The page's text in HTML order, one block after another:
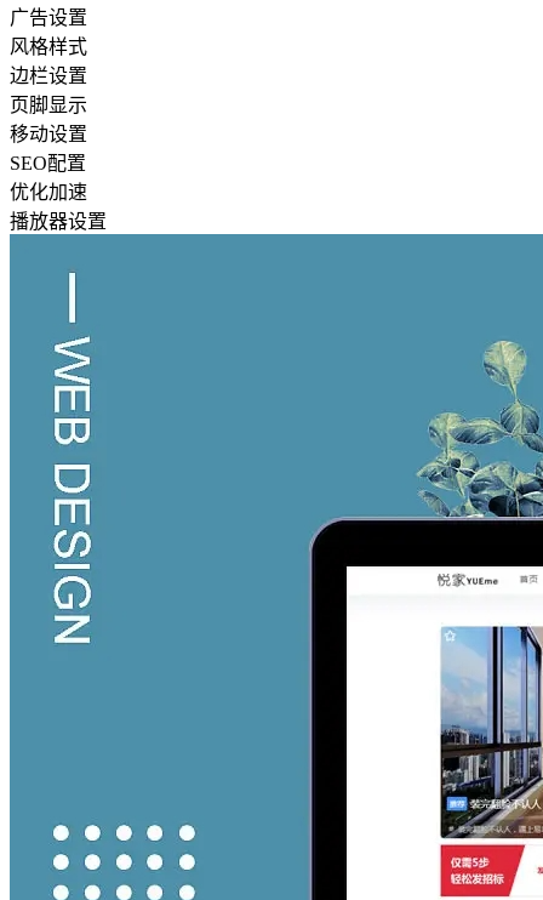
广告设置
风格样式
边栏设置
页脚显示
移动设置
SEO配置
优化加速
播放器设置